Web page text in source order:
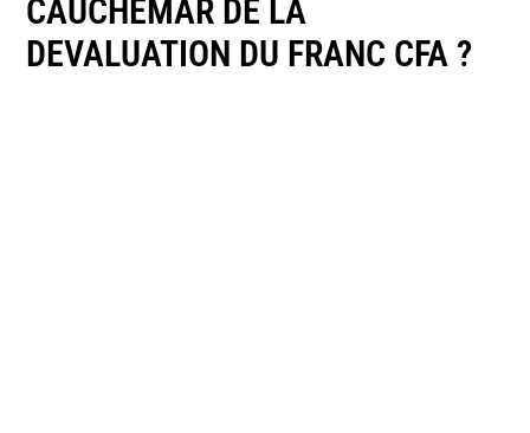
CAUCHEMAR DE LA
DEVALUATION DU FRANC CFA ?